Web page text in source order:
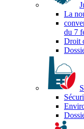
La
du 7
Droit